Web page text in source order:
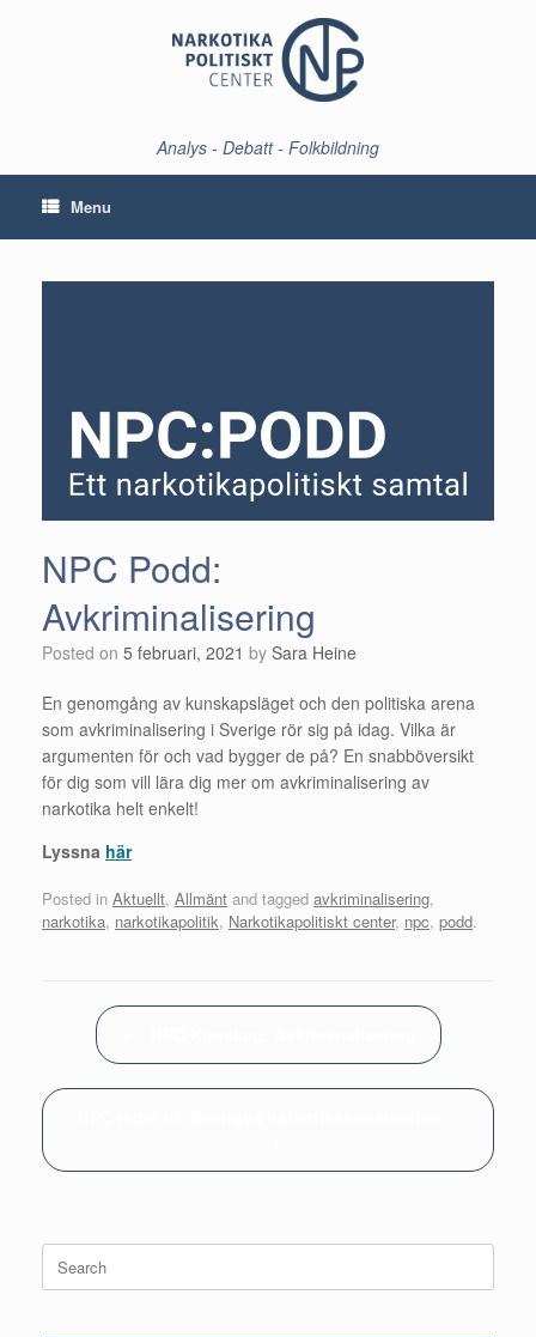
Analys - Debatt - Folkbildning
Menu
NPC Podd:
Avkriminalisering
Posted on 5 februari, 2021 by Sara Heine
En genomgång av kunskapsläget och den politiska arena
som avkriminalisering i Sverige rör sig på idag. Vilka är
argumenten för och vad bygger de på? En snabböversikt
för dig som vill lära dig mer om avkriminalisering av
narkotika helt enkelt!
Lyssna här
Posted in Aktuellt, Allmänt and tagged avkriminalisering,
narkotika, narkotikapolitik, Narkotikapolitiskt center, npc, podd.
Post navigation
Search
for: